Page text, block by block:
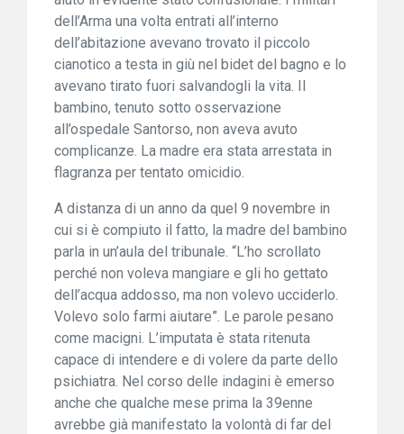
dell’Arma una volta entrati all’interno
dell’abitazione avevano trovato il piccolo
cianotico a testa in giù nel bidet del bagno e lo
avevano tirato fuori salvandogli la vita. Il
bambino, tenuto sotto osservazione
all’ospedale Santorso, non aveva avuto
complicanze. La madre era stata arrestata in
flagranza per tentato omicidio.
A distanza di un anno da quel 9 novembre in
cui si è compiuto il fatto, la madre del bambino
parla in un’aula del tribunale. “L’ho scrollato
perché non voleva mangiare e gli ho gettato
dell’acqua addosso, ma non volevo ucciderlo.
Volevo solo farmi aiutare”. Le parole pesano
come macigni. L’imputata è stata ritenuta
capace di intendere e di volere da parte dello
psichiatra. Nel corso delle indagini è emerso
anche che qualche mese prima la 39enne
avrebbe già manifestato la volontà di far del